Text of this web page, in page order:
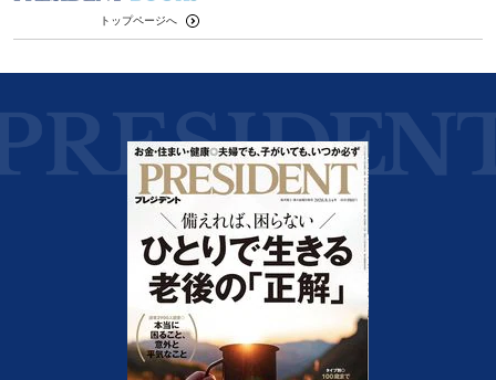
トップページへ